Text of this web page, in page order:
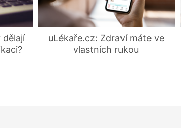
dělají
uLékaře.cz: Zdraví máte ve
vlastních rukou